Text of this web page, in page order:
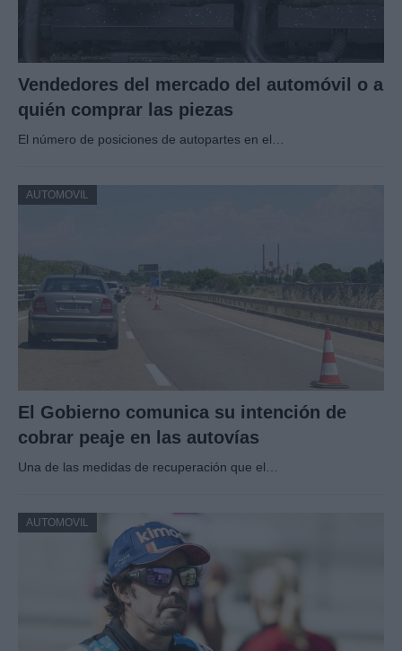
Vendedores del mercado del automóvil o a
quién comprar las piezas
El número de posiciones de autopartes en el…
AUTOMOVIL
El Gobierno comunica su intención de
cobrar peaje en las autovías
Una de las medidas de recuperación que el…
AUTOMOVIL